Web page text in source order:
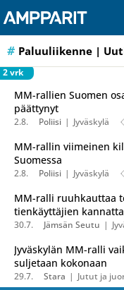
Paluuliikenne |
2 vrk
MM-rallien Suomen
päättynyt
2.8. Poliisi Jyväskylä
MM-rallin viimeinen
Suomessa
2.8. Poliisi Jyväskylä
MM-ralli ruuhkauttaa
tienkäyttäjien
30.7. Jämsän Seutu
Jyväskylän MM-ralli
suljetaan kokonaan
29.7. Stara Jutut ja